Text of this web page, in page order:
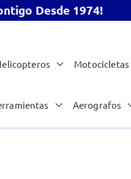
Desde 1974!
Motocicletas
Aerografos